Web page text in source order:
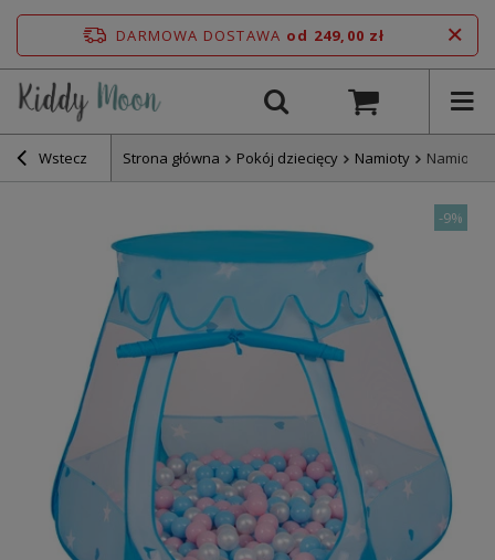
DARMOWA DOSTAWA od 249,00 zł
Wstecz Strona główna Pokój dziecięcy Namioty Namiot
-9%